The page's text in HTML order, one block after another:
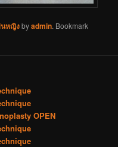
นหญิงbyadmin. Bookmark
OPEN